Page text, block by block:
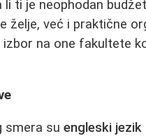
ti je neophodan
želje, već i praktične
na one fakultete
smera suengleski jezik